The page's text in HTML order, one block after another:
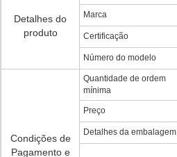
Detalhes do
produto
Marca
Certificação
Número do modelo
Condições de
Pagamento e
Quantidade de ordem
mínima
Preço
Detalhes da embalagem